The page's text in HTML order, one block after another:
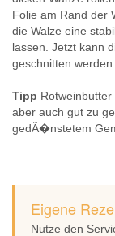
Folie am Rand der
die Walze eine
lassen. Jetzt kann
geschnitten werden.
Tipp
aber auch gut zu
gedÃ�nstetem
Eigene
Nutze den